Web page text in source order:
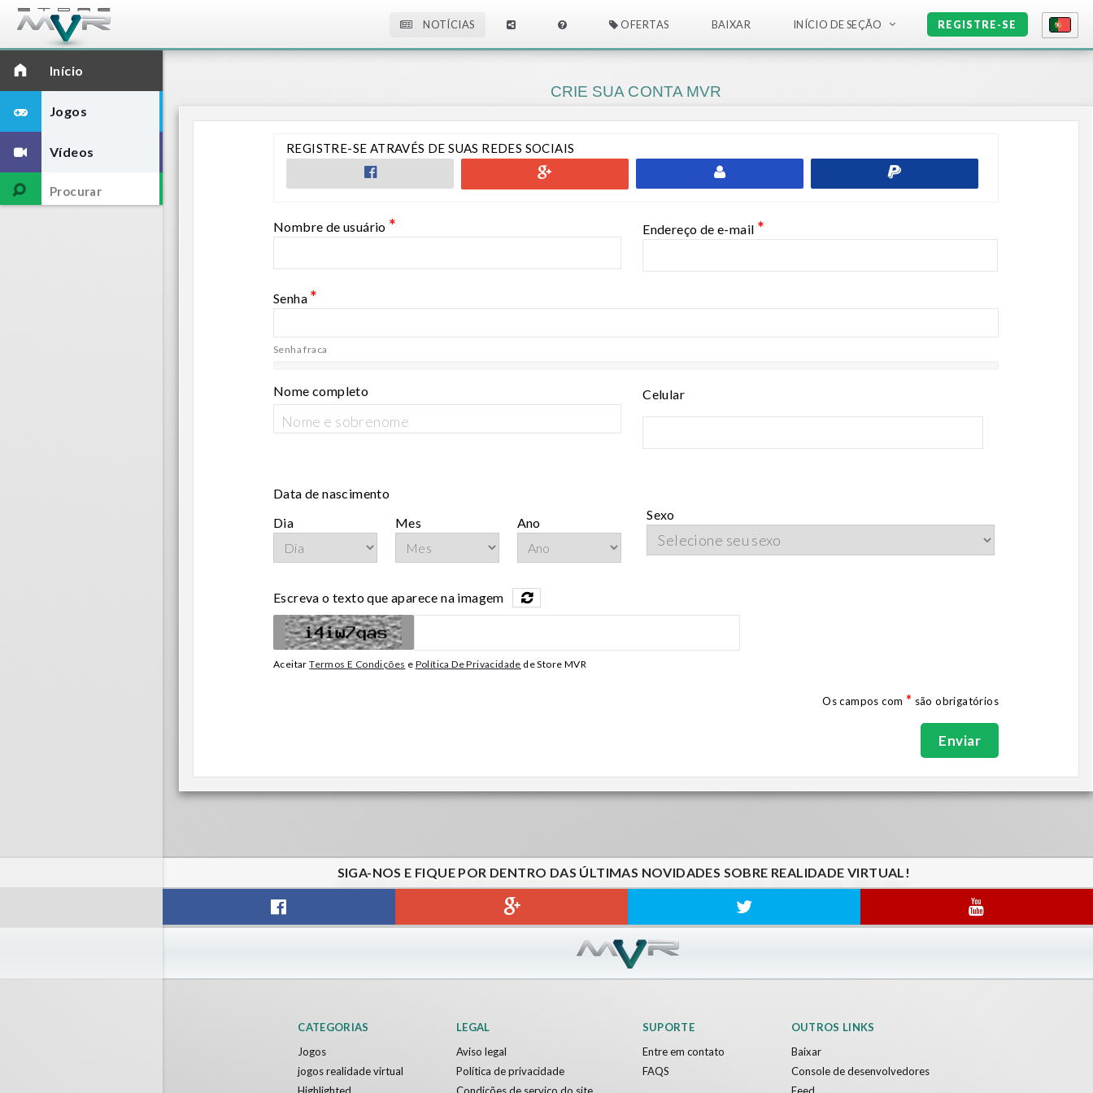
NOTÍCIAS OFERTAS BAIXAR INÍCIO DE SEÇÃO REGISTRE-SE
Início
Jogos
Vídeos
CRIE SUA CONTA MVR
REGISTRE-SE ATRAVÉS DE SUAS REDES SOCIAIS
Nombre de usuário * Endereço de e-mail *
Senha *
Senha fraca
Nome completo Celular
Data de nascimento
Dia
Mes Ano
Sexo
Escreva o texto que aparece na imagem
AceitarTermos E Condições e Política De Privacidade de Store MVR
Os campos com * são obrigatórios
SIGA-NOS E FIQUE POR DENTRO DAS ÚLTIMAS NOVIDADES SOBRE REALIDADE VIRTUAL!
CATEGORIAS
Jogos
jogos realidade virtual
LEGAL
Aviso legal
Política de privacidade
SUPORTE
Entre em contato
FAQS
OUTROS LINKS
Baixar
Console de desenvolvedores